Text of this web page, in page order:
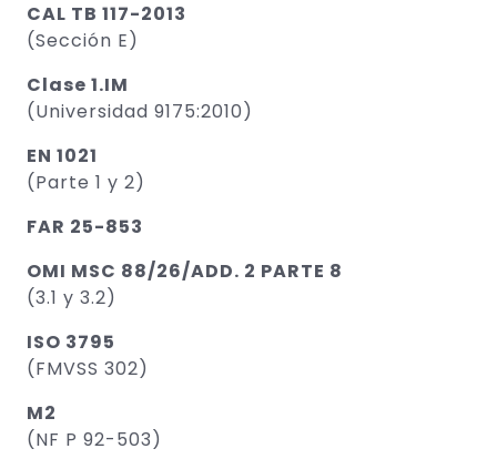
CAL TB 117-2013
(Sección E)
Clase 1.IM
(Universidad 9175:2010)
EN 1021
(Parte 1 y 2)
FAR 25-853
OMI MSC 88/26/ADD. 2 PARTE 8
(3.1 y 3.2)
ISO 3795
(FMVSS 302)
M2
(NF P 92-503)